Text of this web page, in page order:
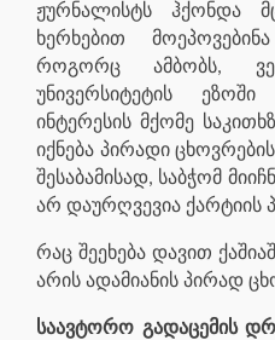
ჟურნალისტს ჰქონდა
ხერხებით
როგორც ამბობს,
უნივერსიტეტის
ინტერესის მქომე
იქნება პირადი
შესაბამისად, საბჭომ
არ დაურღვევია ქარტიის
რაც შეეხება დავით
არის ადამიანის პირად
საავტორო გადაცემის